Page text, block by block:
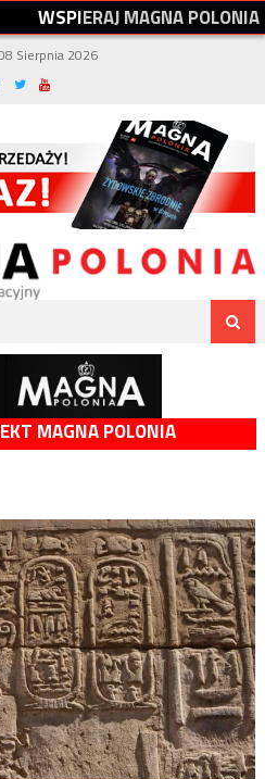
WSPIERAJMAGNAPOLONIA
Sierpnia 2026
MAGNA POLONIA